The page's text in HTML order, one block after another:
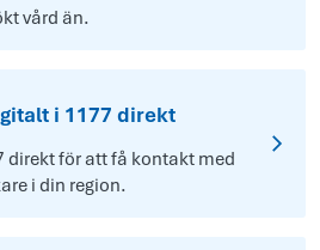
vård än.
i 1177 direkt
direkt för att få kontakt med
i din region.